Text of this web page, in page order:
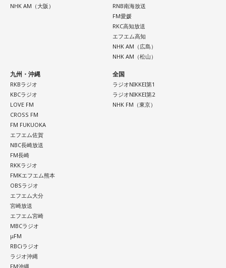
周りを喜ばせることに一生懸命になりすぎて、自分の楽しみ
を忘れていないか確認したい日。今日は誰かのためではなく
「私が嬉しいから」を選んでみてください。今夜は自分だけ
の小さなご褒美時間を作ると心が整いそうです。
【11位】山羊座（やぎ座）
頑張ることが当たり前になっているなら、今日は少し力を抜
いてみて。成果を出すことだけが人生の豊かさではありませ
ん。楽しい、心地いいという感覚を取り戻すことで次の流れ
が見えてきます。今日は仕事を早めに切り上げて好きなこと
をして過ごして。
【12位】蠍座（さそり座）
心の奥で「もうこのままでは違う」と感じていたことが浮か
び上がるかもしれません。でも、それは生き方を変えるため
の大切なサイン。無理に答えを出さず、本音を大切にしてみ
て。夜は「本当はどうしたい？」と自分に問いかけてみまし
ょう。今日はスマホから離れて、好きな音楽や香りと一緒に
ゆっくり過ごしましょう。
【今日の一言メッセージ】
今日は火星にバーテックスというポイントが重なる日。運命
NHK AM（大阪）
RNB南海放送
FM愛媛
RKC高知放送
エフエム高知
NHK AM（広島）
NHK AM（松山）
九州・沖縄
RKBラジオ
KBCラジオ
LOVE FM
CROSS FM
FM FUKUOKA
エフエム佐賀
NBC長崎放送
FM長崎
RKKラジオ
FMKエフエム熊本
OBSラジオ
エフエム大分
宮崎放送
エフエム宮崎
MBCラジオ
μFM
RBCiラジオ
ラジオ沖縄
FM沖縄
全国
ラジオNIKKEI第1
ラジオNIKKEI第2
NHK FM（東京）